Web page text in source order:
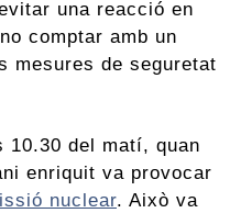
una reacció en
comptar amb un
mesures de seguretat
del matí, quan
enriquit va provocar
nuclear. Això va